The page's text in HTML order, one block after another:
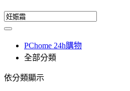
PChome 24h購物
全部分類
依分類顯示